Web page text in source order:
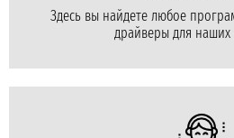
Здесь вы найдете любое
драйверы для наших